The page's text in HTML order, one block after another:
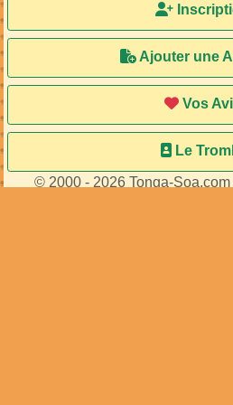
Ajouter une
Vos
Le
© 2000 - 2026 Tonga-